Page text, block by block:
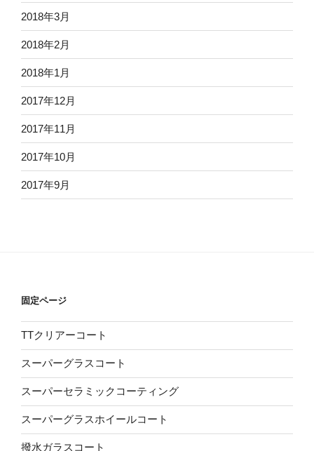
2018年3月
2018年2月
2018年1月
2017年12月
2017年11月
2017年10月
2017年9月
固定ページ
TTクリアーコート
スーパーグラスコート
スーパーセラミックコーティング
スーパーグラスホイールコート
撥水ガラスコート